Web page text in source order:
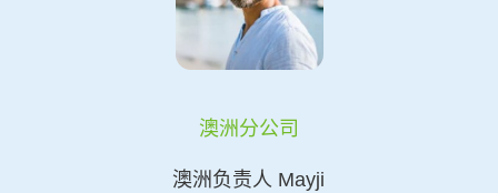
澳洲分公司
澳洲负责人 Mayji